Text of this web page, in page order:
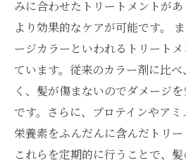
みに合わせたトリートメントが
より効果的なケアが可能です。
ージカラーといわれるトリート
ています。従来のカラー剤に比
く、髪が傷まないのでダメージ
です。さらに、プロテインやア
栄養素をふんだんに含んだトリー
これらを定期的に行うことで、